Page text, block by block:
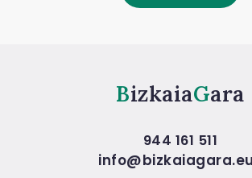
Bizkaia Gara
944 161 511